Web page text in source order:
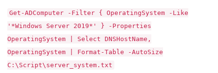
Get-ADComputer -Filter { OperatingSystem -Like
'*Windows Server 2019*' } -Properties
OperatingSystem | Select DNSHostName,
OperatingSystem | Format-Table -AutoSize
C:\Script\server_system.txt